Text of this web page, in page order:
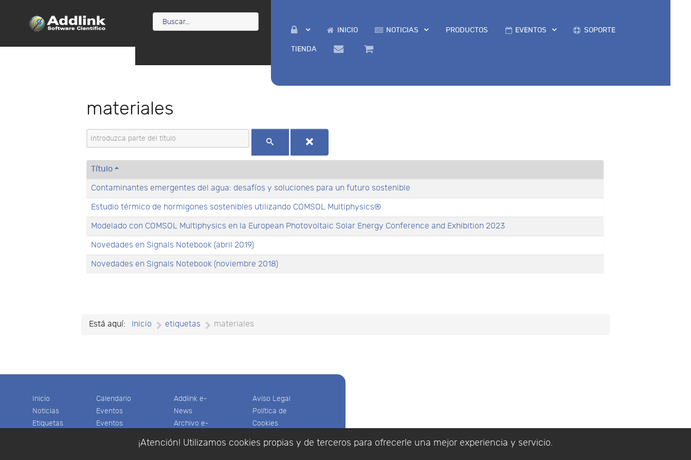
¡Atención! Utilizamos cookies propias y de terceros para ofrecerle una mejor experiencia y servicio.
INICIO NOTICIAS PRODUCTOS EVENTOS SOPORTE
TIENDA
materiales
Introduzca parte del título
Título
Contaminantes emergentes del agua: desafíos y soluciones para un futuro sostenible
Estudio térmico de hormigones sostenibles utilizando COMSOL Multiphysics®
Modelado con COMSOL Multiphysics en la European Photovoltaic Solar Energy Conference and Exhibition 2023
Novedades en Signals Notebook (abril 2019)
Novedades en Signals Notebook (noviembre 2018)
Está aquí: Inicio etiquetas materiales
Inicio
Noticias
Etiquetas
Calendario
Eventos
Eventos
Colaboradores
Addlink e-
News
Archivo e-
Software
Aviso Legal
Política de
Cookies
Privacidad